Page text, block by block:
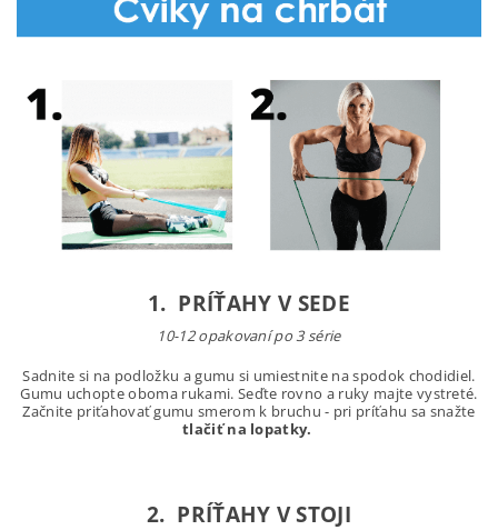
1. PRÍŤAHY V SEDE
10-12 opakovaní po 3 série
Sadnite si na podložku a gumu si umiestnite na spodok chodidiel.
Gumu uchopte oboma rukami. Seďte rovno a ruky majte vystreté.
Začnite priťahovať gumu smerom k bruchu - pri príťahu sa snažte
tlačiť na lopatky.
2. PRÍŤAHY V STOJI